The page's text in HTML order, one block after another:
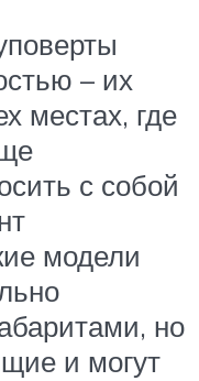
– их
местах, где
с собой
модели
но
и могут